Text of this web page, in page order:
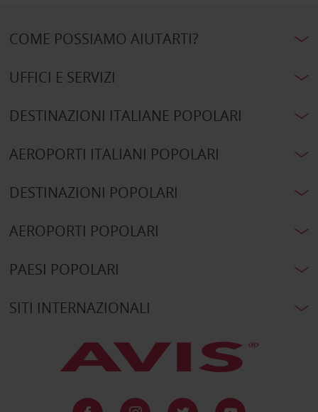
COME POSSIAMO AIUTARTI?
UFFICI E SERVIZI
DESTINAZIONI ITALIANE POPOLARI
AEROPORTI ITALIANI POPOLARI
DESTINAZIONI POPOLARI
AEROPORTI POPOLARI
PAESI POPOLARI
SITI INTERNAZIONALI